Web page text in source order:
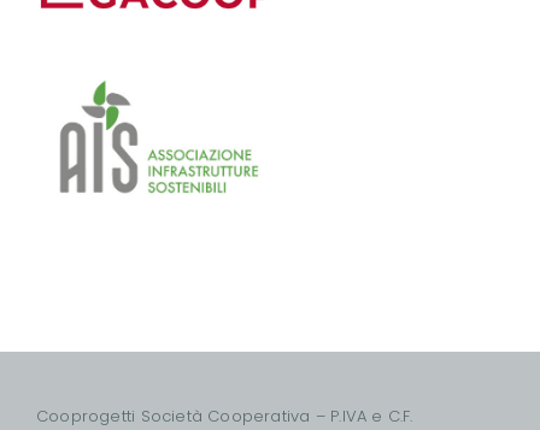
Cooprogetti Società Cooperativa – P.IVA e C.F.